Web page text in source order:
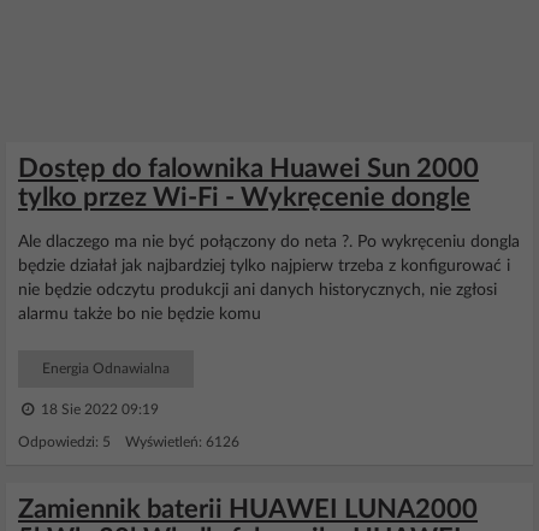
Dostęp do falownika Huawei Sun 2000
tylko przez Wi-Fi - Wykręcenie dongle
Ale dlaczego ma nie być połączony do neta ?. Po wykręceniu dongla
będzie działał jak najbardziej tylko najpierw trzeba z konfigurować i
nie będzie odczytu produkcji ani danych historycznych, nie zgłosi
alarmu także bo nie będzie komu
Energia Odnawialna
18 Sie 2022 09:19
Odpowiedzi: 5 Wyświetleń: 6126
Zamiennik baterii HUAWEI LUNA2000